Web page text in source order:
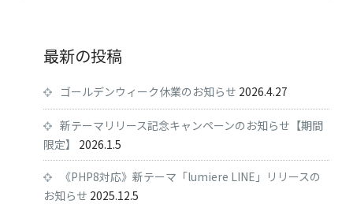
最新の投稿
ゴールデンウィーク休業のお知らせ 2026.4.27
新テーマリリース記念キャンペーンのお知らせ【期間
限定】
2026.1.5
《PHP8対応》新テーマ「lumiere LINE」リリースの
お知らせ 2025.12.5